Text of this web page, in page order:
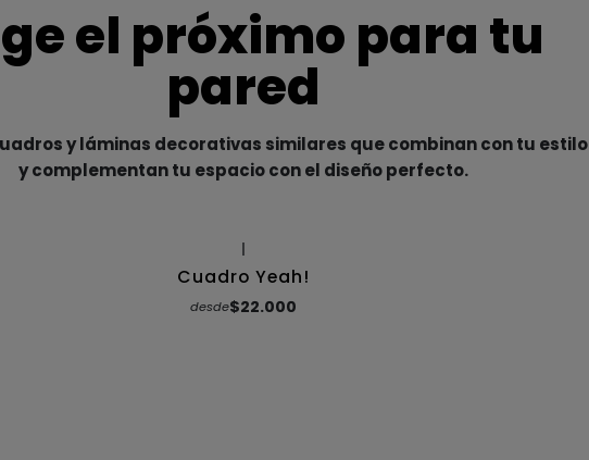
el próximo para tu
pared
y láminas decorativas similares que combinan con tu estilo
y complementan tu espacio con el diseño perfecto.
Cuadro Yeah!
desde$22.000